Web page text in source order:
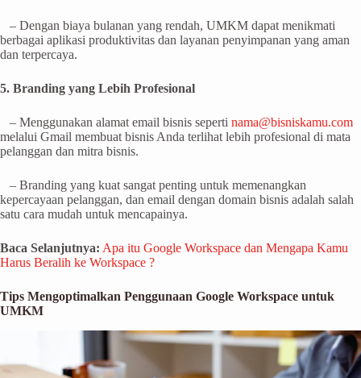
– Dengan biaya bulanan yang rendah, UMKM dapat menikmati
berbagai aplikasi produktivitas dan layanan penyimpanan yang aman
dan terpercaya.
5. Branding yang Lebih Profesional
– Menggunakan alamat email bisnis seperti nama@bisniskamu.com
melalui Gmail membuat bisnis Anda terlihat lebih profesional di mata
pelanggan dan mitra bisnis.
– Branding yang kuat sangat penting untuk memenangkan
kepercayaan pelanggan, dan email dengan domain bisnis adalah salah
satu cara mudah untuk mencapainya.
Baca Selanjutnya: Apa itu Google Workspace dan Mengapa Kamu
Harus Beralih ke Workspace ?
Tips Mengoptimalkan Penggunaan Google Workspace untuk
UMKM